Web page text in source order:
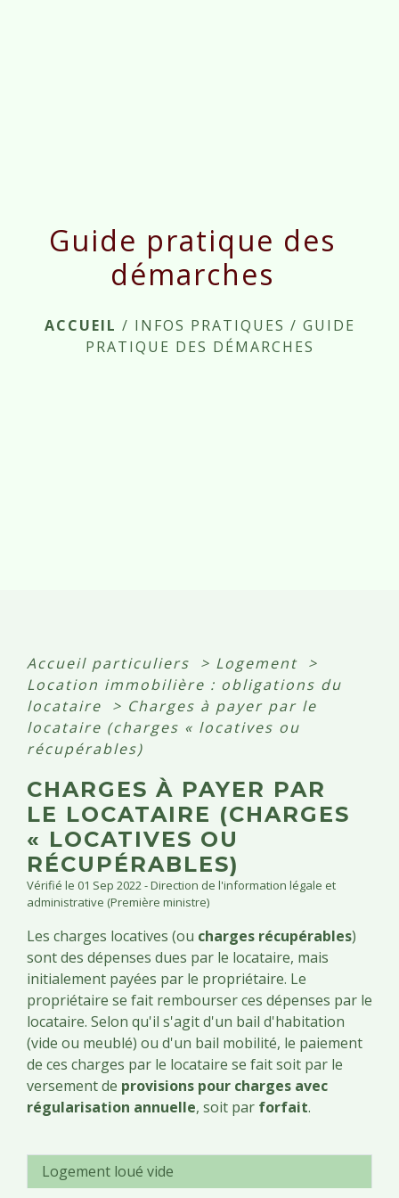
Guide pratique des
démarches
ACCUEIL / INFOS PRATIQUES / GUIDE
PRATIQUE DES DÉMARCHES
Accueil particuliers > Logement >
Location immobilière : obligations du
locataire
> Charges à payer par le
locataire (charges « locatives ou
récupérables)
CHARGES À PAYER PAR
LE LOCATAIRE (CHARGES
« LOCATIVES OU
RÉCUPÉRABLES)
Vérifié le 01 Sep 2022 - Direction de l'information légale et
administrative (Première ministre)
Les charges locatives (ou charges récupérables)
sont des dépenses dues par le locataire, mais
initialement payées par le propriétaire. Le
propriétaire se fait rembourser ces dépenses par le
locataire. Selon qu'il s'agit d'un bail d'habitation
(vide ou meublé) ou d'un bail mobilité, le paiement
de ces charges par le locataire se fait soit par le
versement de provisions pour charges avec
régularisation annuelle, soit par forfait.
Logement loué vide